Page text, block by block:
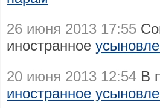
26 июня 2013 17:55
иностранное
20 июня 2013 12:54 В
иностранное